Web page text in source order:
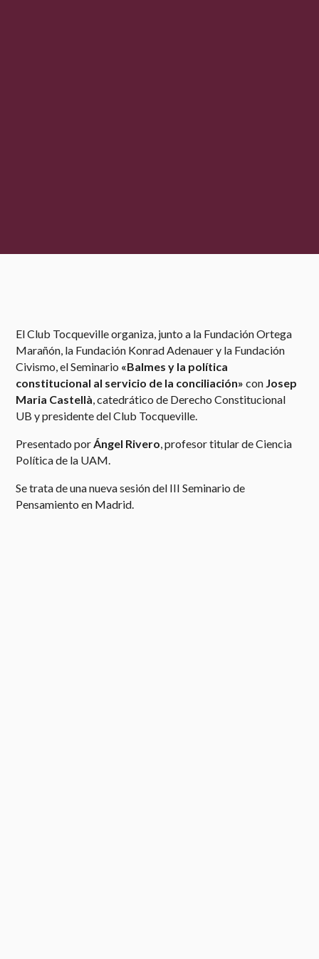
El Club Tocqueville organiza, junto a la Fundación Ortega
Marañón, la Fundación Konrad Adenauer y la Fundación
Civismo, el Seminario «Balmes y la política
constitucional al servicio de la conciliación» con Josep
Maria Castellà, catedrático de Derecho Constitucional
UB y presidente del Club Tocqueville.
Presentado porÁngel Rivero, profesor titular de Ciencia
Política de la UAM.
Se trata de una nueva sesión del III Seminario de
Pensamiento en Madrid.